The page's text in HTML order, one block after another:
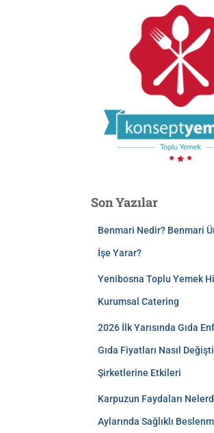
Son Yazılar
Benmari Nedir? Benmari
İşe Yarar?
Yenibosna Toplu Yemek
Kurumsal Catering
2026 İlk Yarısında Gıda
Gıda Fiyatları Nasıl
Şirketlerine Etkileri
Karpuzun Faydaları
Aylarında Sağlıklı